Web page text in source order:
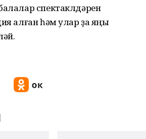
спектаклдәрен
алған һәм улар ҙа яңы